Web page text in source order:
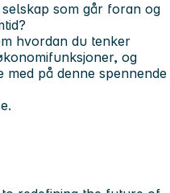
som går foran og
hvordan du tenker
og
på denne spennende